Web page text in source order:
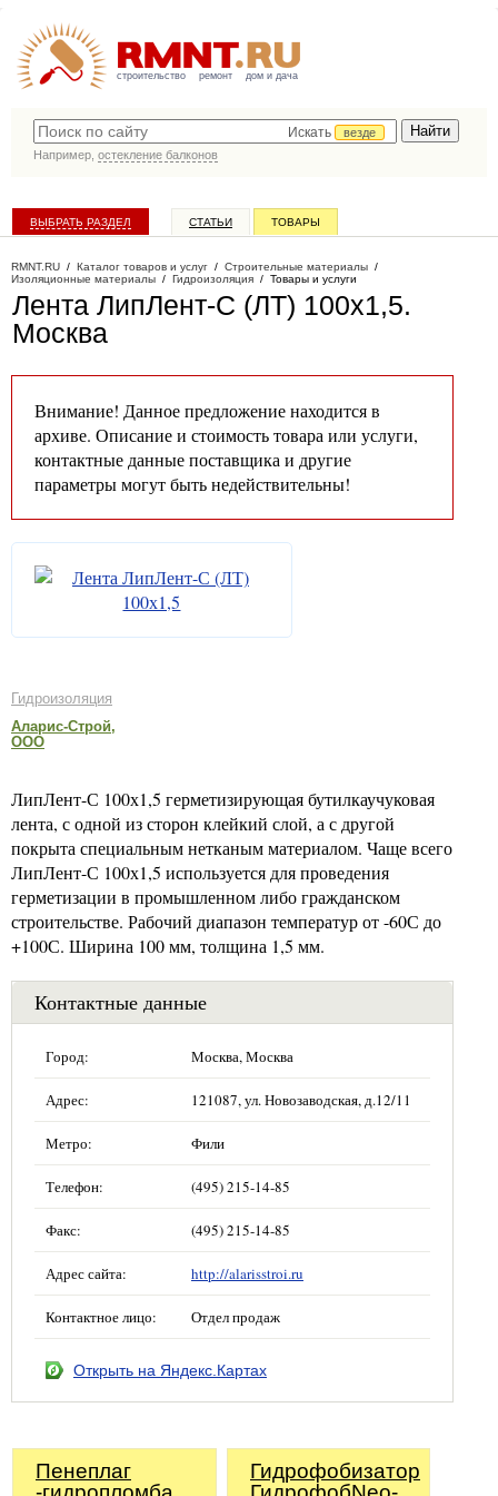
строительство ремонт дом и дача
Искать
везде
Например, остекление балконов
ВЫБРАТЬ РАЗДЕЛ СТАТЬИ ТОВАРЫ
RMNT.RU / Каталог товаров и услуг / Строительные материалы /
Изоляционные материалы / Гидроизоляция / Товары и услуги
Лента ЛипЛент-С (ЛТ) 100х1,5.
Москва
Внимание! Данное предложение находится в
архиве. Описание и стоимость товара или услуги,
контактные данные поставщика и другие
параметры могут быть недействительны!
Гидроизоляция
Аларис-Строй,
ООО
ЛипЛент-С 100х1,5 герметизирующая бутилкаучуковая
лента, с одной из сторон клейкий слой, а с другой
покрыта специальным нетканым материалом. Чаще всего
ЛипЛент-С 100х1,5 используется для проведения
герметизации в промышленном либо гражданском
строительстве. Рабочий диапазон температур от -60С до
+100С. Ширина 100 мм, толщина 1,5 мм.
Контактные данные
Город: Москва, Москва
Адрес: 121087, ул. Новозаводская, д.12/11
Метро: Фили
Телефон: (495) 215-14-85
Факс: (495) 215-14-85
Адрес сайта: http://alarisstroi.ru
Контактное лицо: Отдел продаж
Открыть на Яндекс.Картах
Пенеплаг
Гидрофобизатор